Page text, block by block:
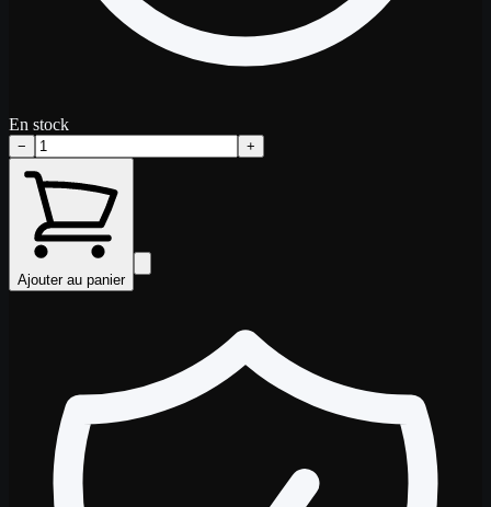
En stock
− +
Ajouter au panier